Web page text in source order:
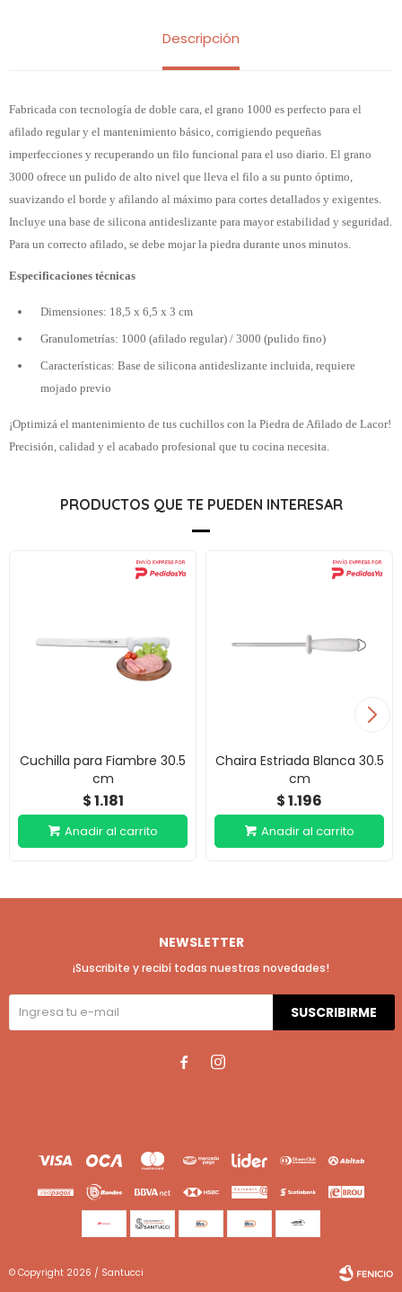
Descripción
Fabricada con tecnología de doble cara, el grano 1000 es perfecto para el
afilado regular y el mantenimiento básico, corrigiendo pequeñas
imperfecciones y recuperando un filo funcional para el uso diario. El grano
3000 ofrece un pulido de alto nivel que lleva el filo a su punto óptimo,
suavizando el borde y afilando al máximo para cortes detallados y exigentes.
Incluye una base de silicona antideslizante para mayor estabilidad y seguridad.
Para un correcto afilado, se debe mojar la piedra durante unos minutos.
Especificaciones técnicas
Dimensiones: 18,5 x 6,5 x 3 cm
Granulometrías: 1000 (afilado regular) / 3000 (pulido fino)
Características: Base de silicona antideslizante incluida, requiere
mojado previo
¡Optimizá el mantenimiento de tus cuchillos con la Piedra de Afilado de Lacor!
Precisión, calidad y el acabado profesional que tu cocina necesita.
PRODUCTOS QUE TE PUEDEN INTERESAR
Cuchilla para Fiambre 30.5
cm
$1.181
Chaira Estriada Blanca 30.5
cm
$1.196
NEWSLETTER
¡Suscribite y recibí todas nuestras novedades!
SUSCRIBIRME
 
© Copyright 2026 / Santucci